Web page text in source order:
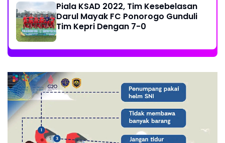
Piala KSAD 2022, Tim Kesebelasan
Darul Mayak FC Ponorogo Gunduli
Tim Kepri Dengan 7-0